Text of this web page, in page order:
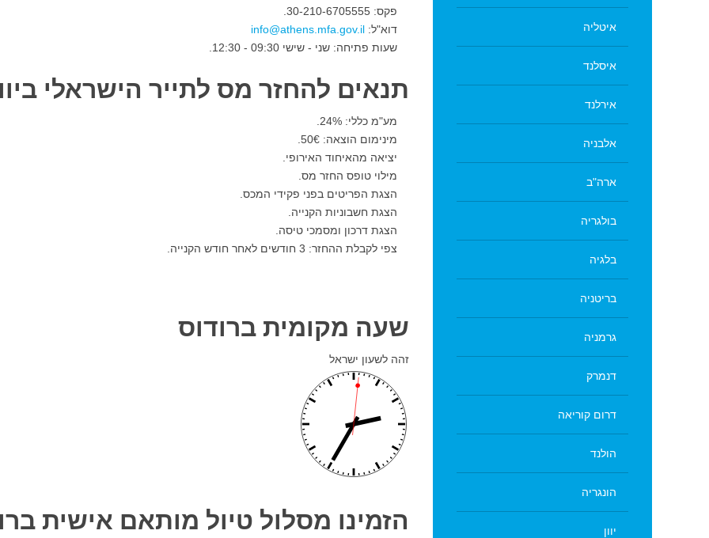
פקס: 30-210-6705555.
דוא"ל:
שעות פתיחה: שני - שישי 09:30 - 12:30.
תנאים להחזר מס לתייר הישראלי
מע"מ כללי: 24%.
מינימום הוצאה: 50€.
יציאה מהאיחוד האירופי.
מילוי טופס החזר מס.
הצגת הפריטים בפני פקידי המכס.
הצגת חשבוניות הקנייה.
הצגת דרכון ומסמכי טיסה.
צפי לקבלת ההחזר: 3 חודשים לאחר חודש הקנייה.
שעה מקומית ברודוס
זהה לשעון ישראל
הזמינו מסלול טיול מותאם אישית
איטליה
איסלנד
אירלנד
אלבניה
ארה"ב
בולגריה
בלגיה
בריטניה
גרמניה
דנמרק
דרום קוריאה
הולנד
הונגריה
יוון